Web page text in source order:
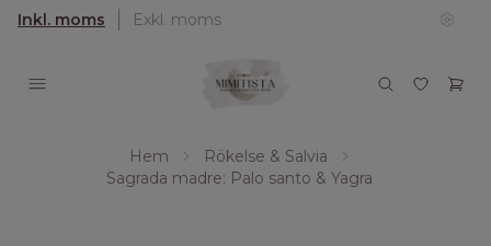
Inkl. moms Exkl. moms
Hem
Rökelse & Salvia
Sagrada madre: Palo santo & Yagra